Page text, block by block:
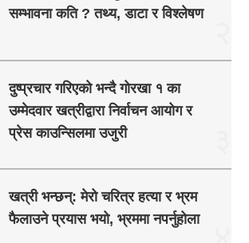
सम्भावना कति ? तथ्य, डाटा र विश्लेषण
दुष्प्रचार गरिएको भन्दै गोरखा १ का
उम्मेदवार खत्रीद्वारा निर्वाचन आयोग र
प्रेस काउन्सिलमा उजुरी
खत्री भन्छन्: मेरो चरित्र हत्या र भ्रम
फैलाउने प्रयास भयो, भ्रममा नपर्नुहोला